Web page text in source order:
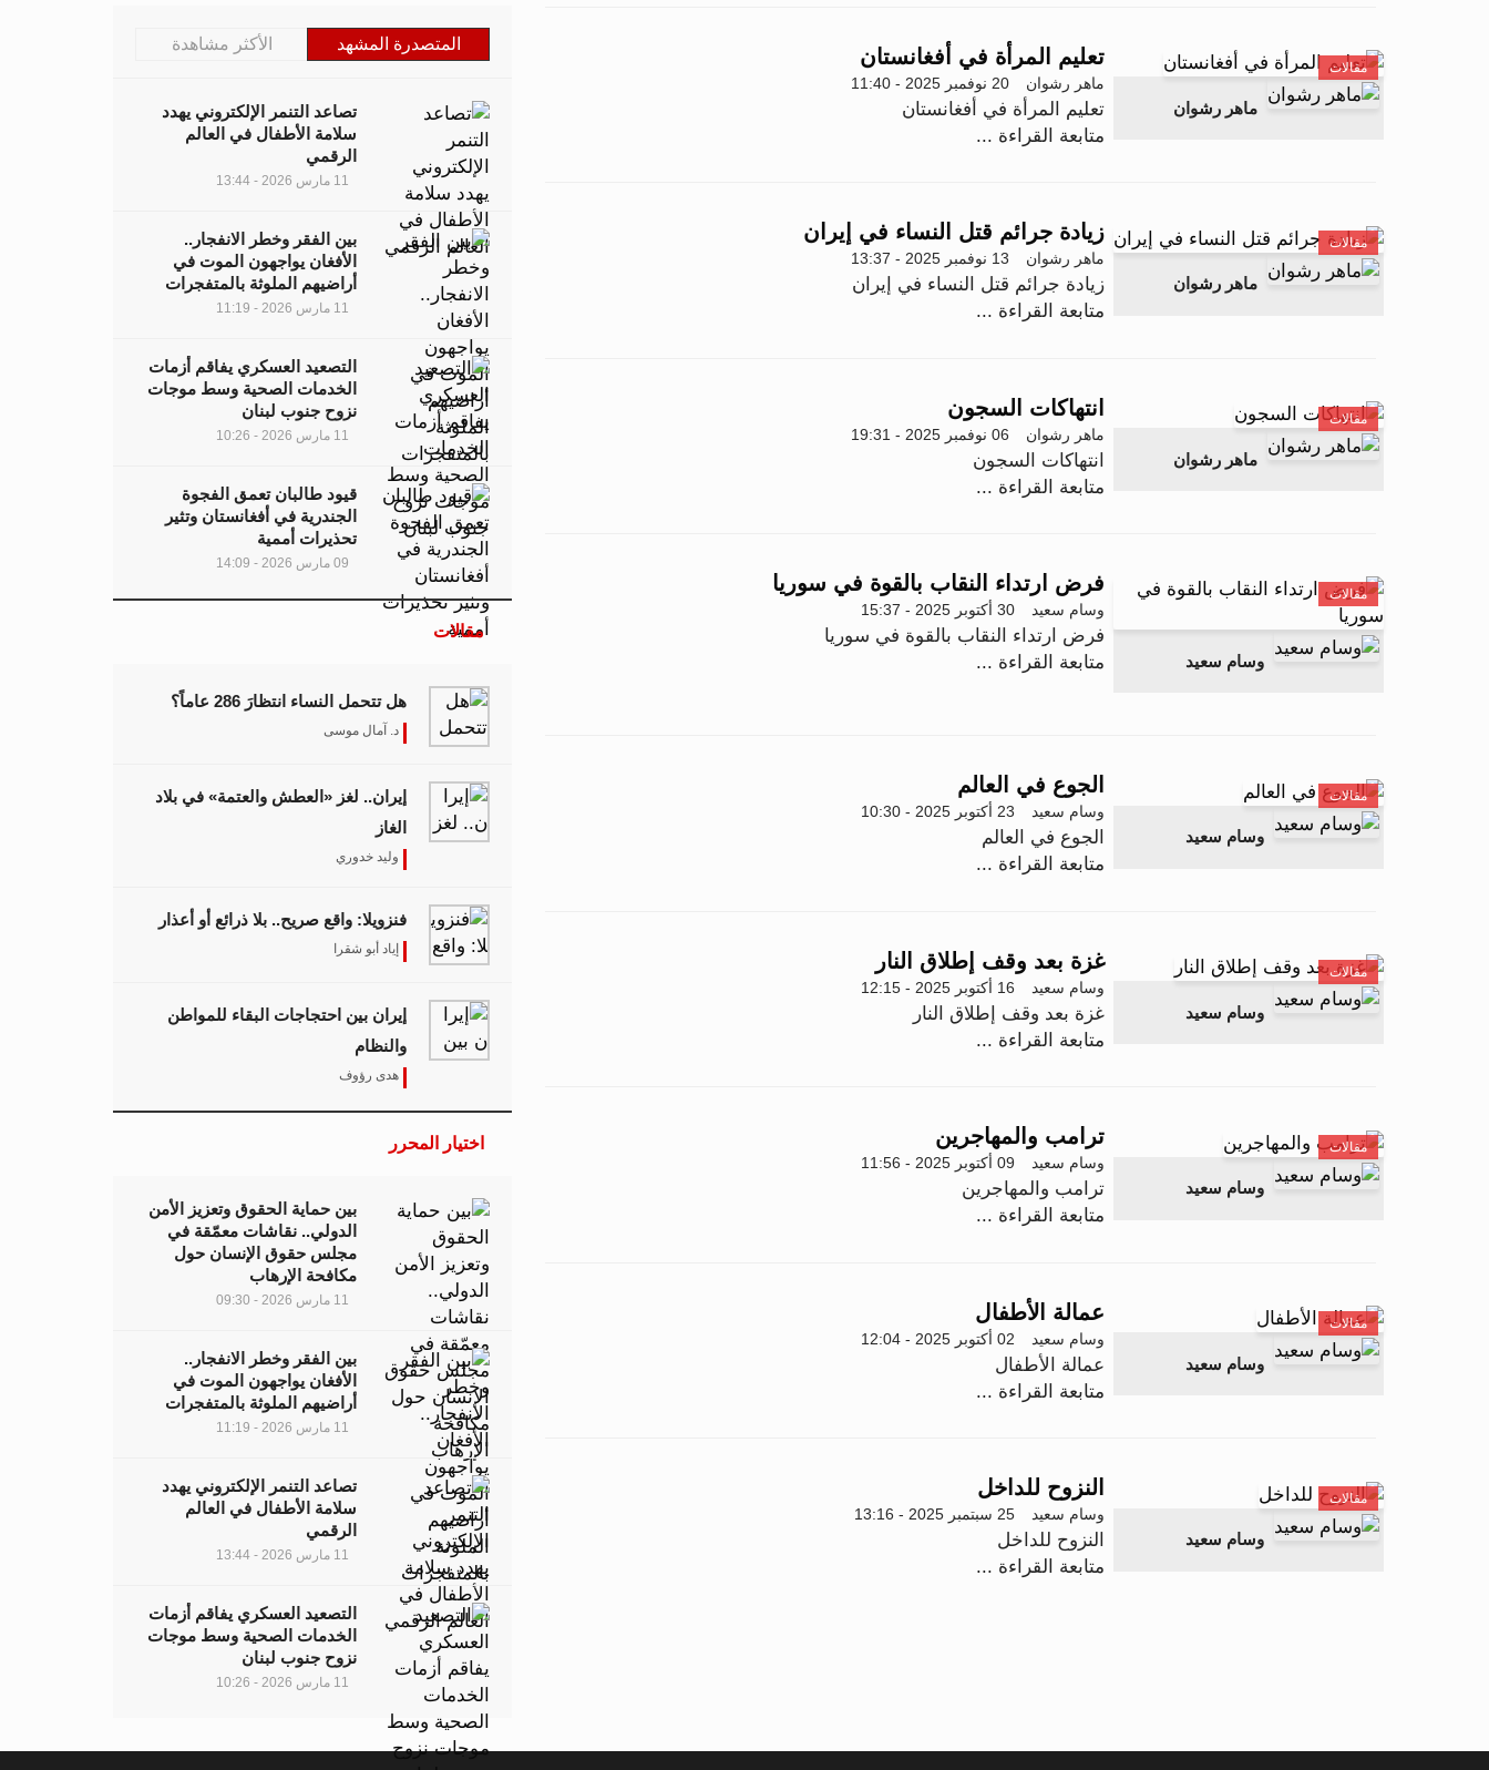
مقالات
ماهر رشوان
تعليم المرأة في أفغانستان
ماهر رشوان 20 نوفمبر 2025 - 11:40
تعليم المرأة في أفغانستان
متابعة القراءة ...
مقالات
ماهر رشوان
زيادة جرائم قتل النساء في إيران
ماهر رشوان 13 نوفمبر 2025 - 13:37
زيادة جرائم قتل النساء في إيران
متابعة القراءة ...
مقالات
ماهر رشوان
انتهاكات السجون
ماهر رشوان 06 نوفمبر 2025 - 19:31
انتهاكات السجون
متابعة القراءة ...
مقالات
وسام سعيد
فرض ارتداء النقاب بالقوة في سوريا
وسام سعيد 30 أكتوبر 2025 - 15:37
فرض ارتداء النقاب بالقوة في سوريا
متابعة القراءة ...
مقالات
وسام سعيد
الجوع في العالم
وسام سعيد 23 أكتوبر 2025 - 10:30
الجوع في العالم
متابعة القراءة ...
مقالات
وسام سعيد
غزة بعد وقف إطلاق النار
وسام سعيد 16 أكتوبر 2025 - 12:15
غزة بعد وقف إطلاق النار
متابعة القراءة ...
مقالات
وسام سعيد
ترامب والمهاجرين
وسام سعيد 09 أكتوبر 2025 - 11:56
ترامب والمهاجرين
متابعة القراءة ...
مقالات
وسام سعيد
عمالة الأطفال
وسام سعيد 02 أكتوبر 2025 - 12:04
عمالة الأطفال
متابعة القراءة ...
مقالات
وسام سعيد
النزوح للداخل
وسام سعيد 25 سبتمبر 2025 - 13:16
النزوح للداخل
متابعة القراءة ...
المتصدرة المشهد الأكثر مشاهدة
تصاعد التنمر الإلكتروني يهدد
سلامة الأطفال في العالم
الرقمي
11 مارس 2026 - 13:44
بين الفقر وخطر الانفجار..
الأفغان يواجهون الموت في
أراضيهم الملوثة بالمتفجرات
11 مارس 2026 - 11:19
التصعيد العسكري يفاقم أزمات
الخدمات الصحية وسط موجات
نزوح جنوب لبنان
11 مارس 2026 - 10:26
قيود طالبان تعمق الفجوة
الجندرية في أفغانستان وتثير
تحذيرات أممية
09 مارس 2026 - 14:09
مقالات
هل تتحمل النساء انتظارَ 286 عاماً؟
د. آمال موسى
إيران.. لغز «العطش والعتمة» في بلاد
الغاز
وليد خدوري
فنزويلا: واقع صريح.. بلا ذرائع أو أعذار
إياد أبو شقرا
إيران بين احتجاجات البقاء للمواطن
والنظام
هدى رؤوف
اختيار المحرر
بين حماية الحقوق وتعزيز الأمن
الدولي.. نقاشات معمّقة في
مجلس حقوق الإنسان حول
مكافحة الإرهاب
11 مارس 2026 - 09:30
بين الفقر وخطر الانفجار..
الأفغان يواجهون الموت في
أراضيهم الملوثة بالمتفجرات
11 مارس 2026 - 11:19
تصاعد التنمر الإلكتروني يهدد
سلامة الأطفال في العالم
الرقمي
11 مارس 2026 - 13:44
التصعيد العسكري يفاقم أزمات
الخدمات الصحية وسط موجات
نزوح جنوب لبنان
11 مارس 2026 - 10:26